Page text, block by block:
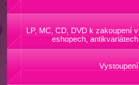
LP, MC, CD, DVD k zakoupení v
eshopech, antikvariátech
Vystoupení